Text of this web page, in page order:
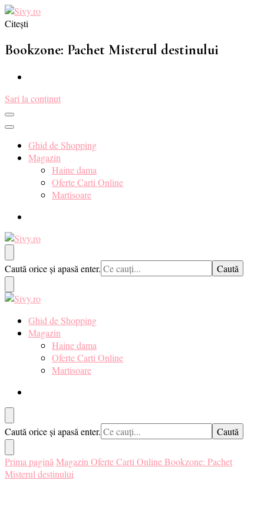
Sivy.ro ❤️
Sivy.ro este un sursa de inspiratie si un ghid de cumparare online
pentru tine. ❤️
Citești
Bookzone: Pachet Misterul destinului
Sari la conținut
Ghid de Shopping
Magazin
Haine dama
Oferte Carti Online
Martisoare
Sivy.ro ❤️
Sivy.ro este un sursa de inspiratie si un ghid de cumparare online
pentru tine. ❤️
Cauți
ceva?
Caută orice și apasă enter.
Sivy.ro ❤️
Sivy.ro este un sursa de inspiratie si un ghid de cumparare online
pentru tine. ❤️
Ghid de Shopping
Magazin
Haine dama
Oferte Carti Online
Martisoare
Cauți
ceva?
Caută orice și apasă enter.
Prima pagină Magazin Oferte Carti OnlineBookzone: Pachet
Misterul destinului